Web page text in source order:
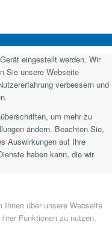
eingestellt werden. Wir
Sie unsere Webseite
verbessern und
um mehr zu
ändern. Beachten Sie,
Auswirkungen auf Ihre
haben kann, die wir
Ihnen über unsere Webseite
Funktionen zu nutzen.